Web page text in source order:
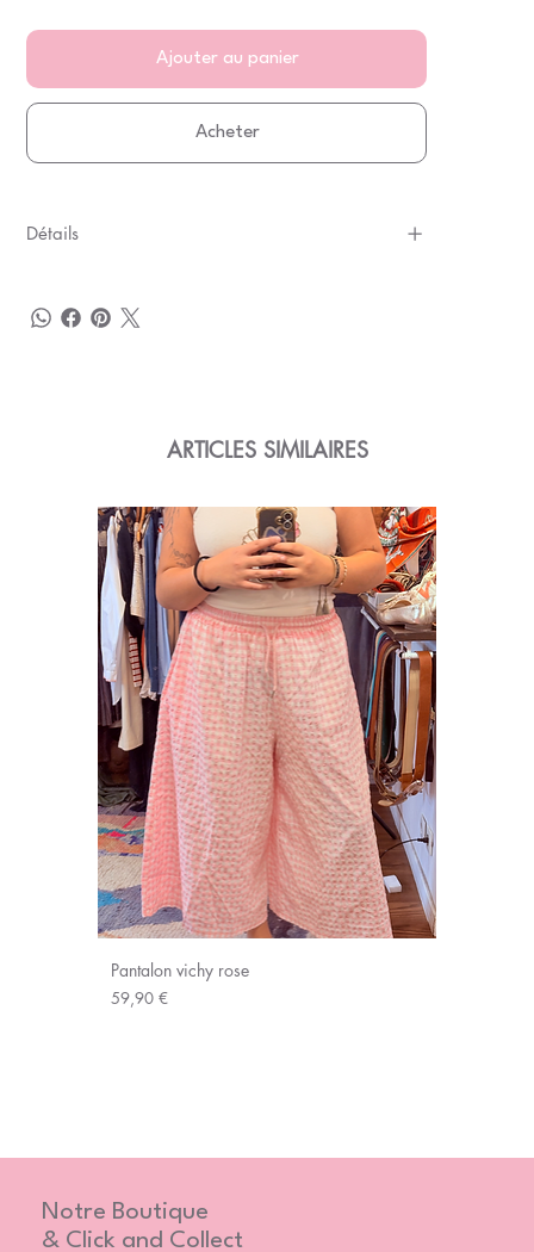
Ajouter au panier
Acheter
Détails
ARTICLES SIMILAIRES
Pantalon vichy rose
Prix
59,90 €
Notre Boutique
& Click and Collect